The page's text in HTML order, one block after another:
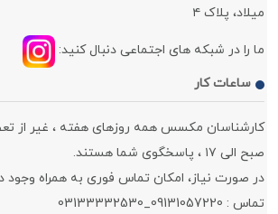
میلاد، پلاک ۴
ما را در شبکه های اجتماعی دنبال کنید:
ساعات کار
صبح الی ۱۷ ، پاسخگوی شما هستند.
در صورت نیاز، امکان تماس فوری به همراه وجود
تماس : 09131057220_03133332530